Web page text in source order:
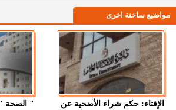
مواضيع ساخنة اخرى
الإفتاء: حكم شراء الأضحية عن